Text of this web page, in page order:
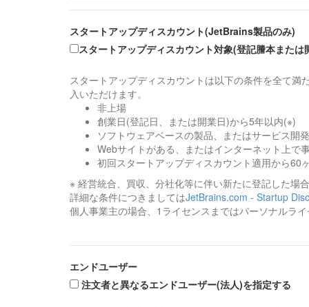
スタートアップディスカウント(JetBrains製品のみ)
スタートアップディスカウント対象(登記謄本また
スタートアップディスカウントは以下の条件を全て
入いただけます。
非上場
創業日(登記日、または開業日)から5年以内(※)
ソフトウェアベースの製品、またはサービス開
Webサイトがある、またはインターネット上で
初回スタートアップディスカウント適用から60
※ 経営統合、買収、分社化等に伴い新たに登記した場
詳細な条件につきましてはJetBrains.com - Startup
個人事業主の場合、1ライセンスまではパーソナルラ
エンドユーザー
注文者と異なるエンドユーザー(法人)を指定する